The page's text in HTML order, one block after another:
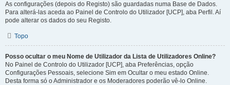
As configurações (depois do Registo) são guardadas numa Base de Dados.
Para alterá-las aceda ao Painel de Controlo do Utilizador [UCP], aba Perfil. Aí
pode alterar os dados do seu Registo.
Topo
Posso ocultar o meu Nome de Utilizador da Lista de Utilizadores Online?
No Painel de Controlo do Utilizador [UCP], aba Preferências, opção
Configurações Pessoais, selecione Sim em Ocultar o meu estado Online.
Desta forma só o Administrador e os Moderadores poderão vê-lo Online.